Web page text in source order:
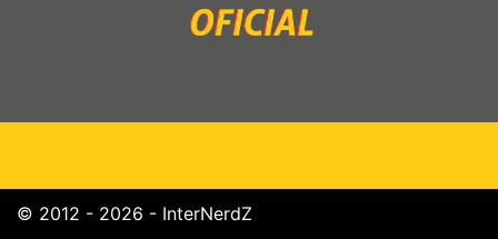
© 2012 - 2026 - InterNerdZ